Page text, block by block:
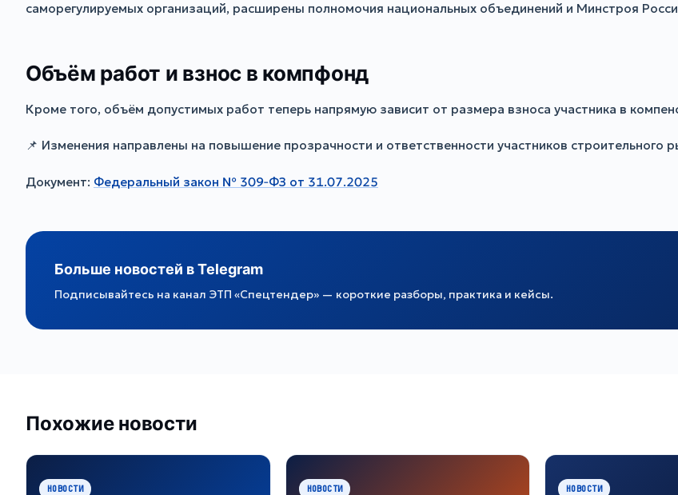
саморегулируемых организаций, расширены полномочия национальных объединений и Минстроя
Объём работ и взнос в компфонд
Кроме того, объём допустимых работ теперь напрямую зависит от размера взноса участника в
📌 Изменения направлены на повышение прозрачности и ответственности участников строительного
Документ: Федеральный закон № 309‑ФЗ от 31.07.2025
Больше новостей в Telegram
Подписывайтесь на канал ЭТП «Спецтендер» — короткие разборы, практика и кейсы.
Похожие новости
НОВОСТИ НОВОСТИ НОВОСТИ